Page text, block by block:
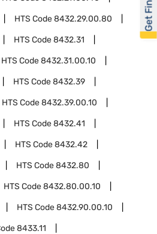
HTS Code8432.29.00.80
HTS Code8432.31
HTS Code8432.31.00.10
HTS Code8432.39
HTS Code8432.39.00.10
HTS Code8432.41
HTS Code8432.42
HTS Code8432.80
HTS Code8432.80.00.10
HTS Code8432.90.00.10
8433.11